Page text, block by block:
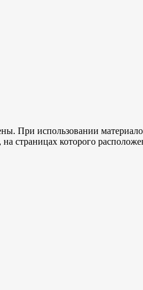
При использовании
страницах которого